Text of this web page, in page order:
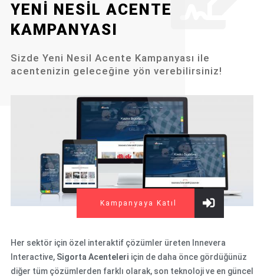
YENI NESIL ACENTE
KAMPANYASI
Sizde Yeni Nesil Acente Kampanyası ile
acentenizin geleceğine yön verebilirsiniz!
Kampanyaya Katıl
Her sektör için özel interaktif çözümler üreten Innevera
Interactive, Sigorta Acenteleri için de daha önce gördüğünüz
diğer tüm çözümlerden farklı olarak, son teknoloji ve en güncel